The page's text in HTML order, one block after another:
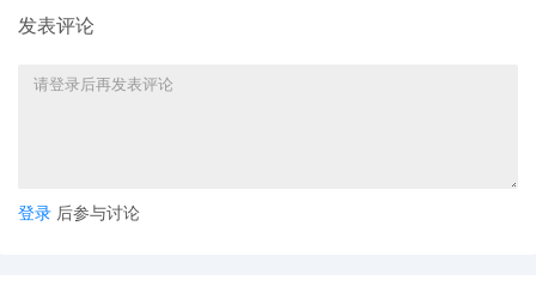
发表评论
登录 后参与讨论